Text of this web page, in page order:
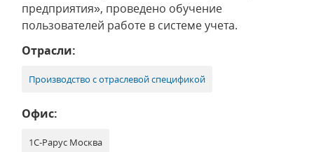
предприятия», проведено обучение
пользователей работе в системе учета.
Отрасли:
Производство с отраслевой спецификой
Офис:
1С-Рарус Москва